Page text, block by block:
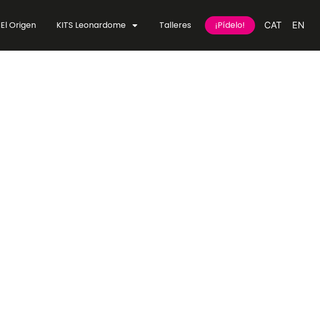
El Origen KITS Leonardome Talleres ¡Pídelo! CAT EN